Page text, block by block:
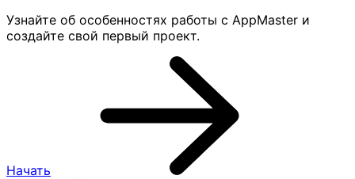
Узнайте об особенностях работы с AppMaster и
создайте свой первый проект.
Начать